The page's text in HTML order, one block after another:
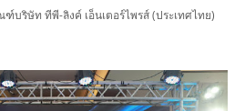
บริษัท ทีพี-ลิงค์ เอ็นเตอร์ไพรส์ (ประเทศไทย)